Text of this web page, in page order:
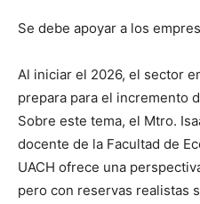
Se debe apoyar a los
Al iniciar el 2026, el sector
prepara para el incremento
Sobre este tema, el Mtro.
docente de la Facultad de
UACH ofrece una
pero con reservas realistas